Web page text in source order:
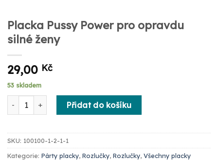
Placka Pussy Power pro opravdu
silné ženy
29,00 Kč
53 skladem
Placka Pussy Power pro opravdu silné ženy množství
Přidat do košíku
SKU: 100100-1-2-1-1
Kategorie: Párty placky, Rozlučky, Rozlučky, Všechny placky